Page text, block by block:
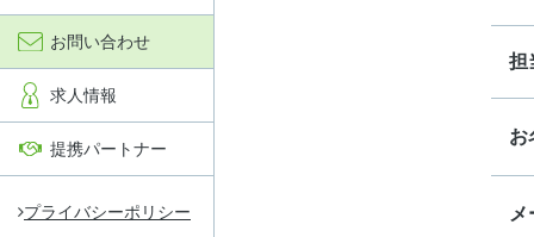
お問い合わせ
求人情報
提携パートナー
プライバシーポリシー
担
お